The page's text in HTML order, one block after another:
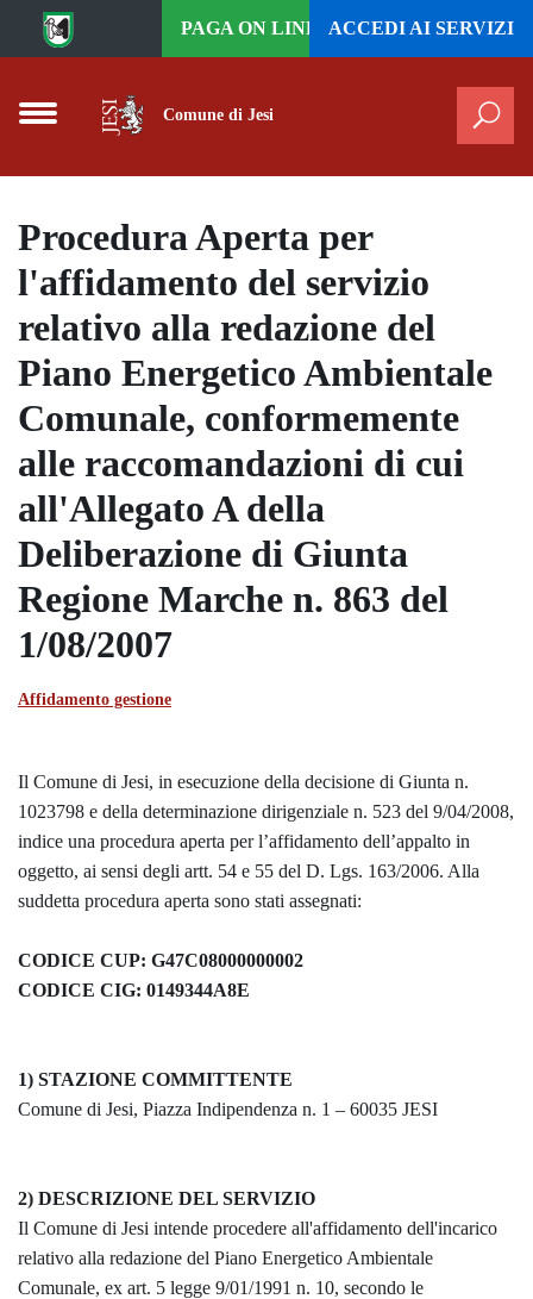
Vai al contenuto principale
PAGA ON LINE
ACCEDI AI SERVIZI
Comune di Jesi
Procedura Aperta per
l'affidamento del servizio
relativo alla redazione del
Piano Energetico Ambientale
Comunale, conformemente
alle raccomandazioni di cui
all'Allegato A della
Deliberazione di Giunta
Regione Marche n. 863 del
1/08/2007
Affidamento gestione
Il Comune di Jesi, in esecuzione della decisione di Giunta n.
1023798 e della determinazione dirigenziale n. 523 del 9/04/2008,
indice una procedura aperta per l’affidamento dell’appalto in
oggetto, ai sensi degli artt. 54 e 55 del D. Lgs. 163/2006. Alla
suddetta procedura aperta sono stati assegnati:
CODICE CUP: G47C08000000002
CODICE CIG: 0149344A8E
1) STAZIONE COMMITTENTE
Comune di Jesi, Piazza Indipendenza n. 1 – 60035 JESI
2) DESCRIZIONE DEL SERVIZIO
Il Comune di Jesi intende procedere all'affidamento dell'incarico
relativo alla redazione del Piano Energetico Ambientale
Comunale, ex art. 5 legge 9/01/1991 n. 10, secondo le